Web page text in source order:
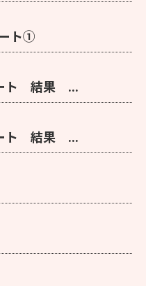
ト①
ト 結果 ...
ト 結果 ...